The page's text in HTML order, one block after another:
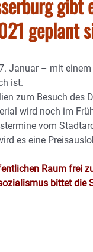
gibt
geplant
Januar – mit
ist.
zum Besuch des
wird noch im
vom
es eine
Raum frei
bittet die